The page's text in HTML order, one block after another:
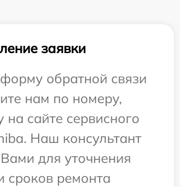
заявки
обратной связи
нам по номеру,
на сайте сервисного
Наш консультант
для уточнения
сроков ремонта